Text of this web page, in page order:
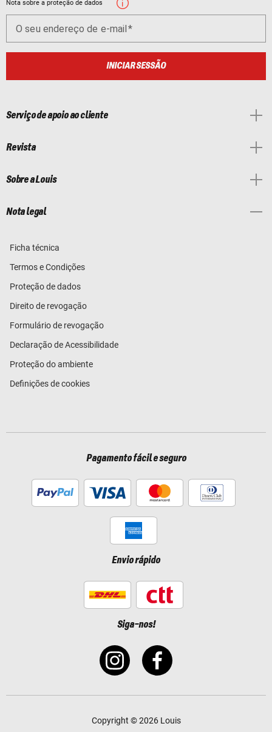
Nota sobre a proteção de dados
O seu endereço de e-mail
INICIAR SESSÃO
Serviço de apoio ao cliente
Revista
Sobre a Louis
Nota legal
Ficha técnica
Termos e Condições
Proteção de dados
Direito de revogação
Formulário de revogação
Declaração de Acessibilidade
Proteção do ambiente
Definições de cookies
Pagamento fácil e seguro
Envio rápido
Siga-nos!
Copyright © 2026 Louis